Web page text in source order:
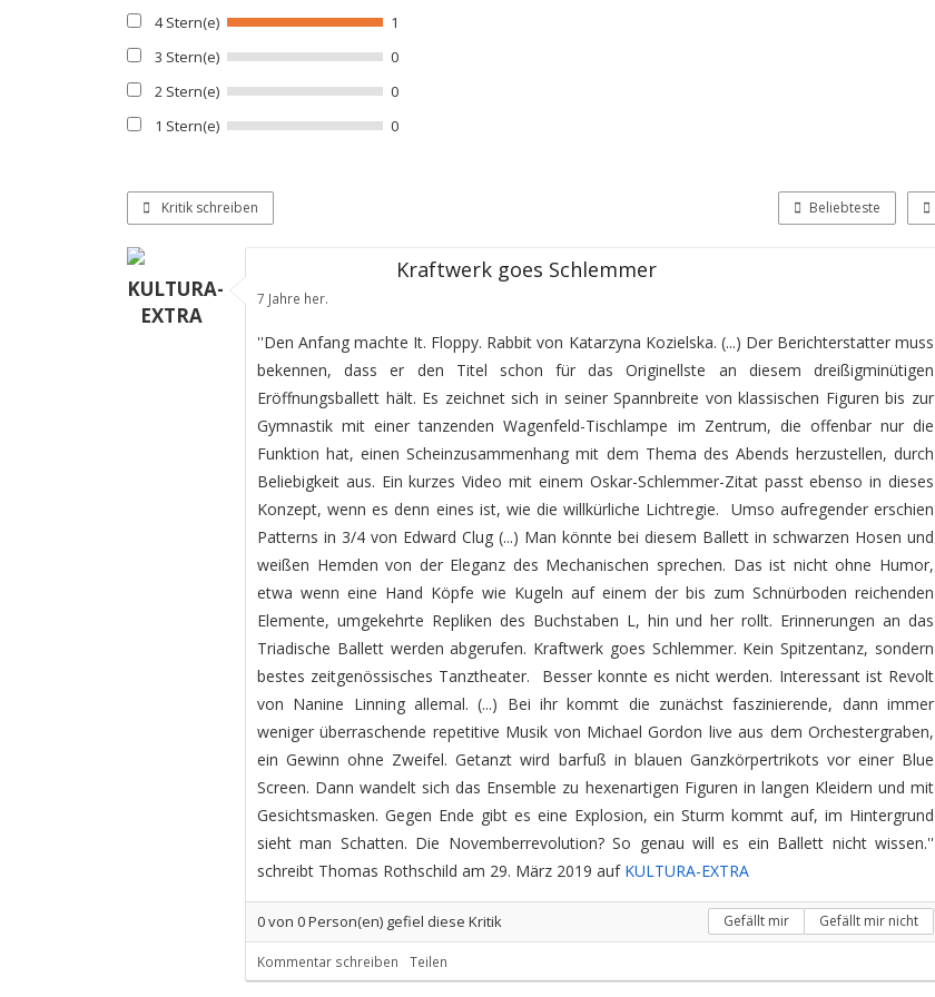
4 Stern(e)
1
3 Stern(e)
0
2 Stern(e)
0
1 Stern(e)
0
Kritik schreiben Beliebteste
KULTURA-
EXTRA
Kraftwerk goes Schlemmer
7 Jahre her.
''Den Anfang machte It. Floppy. Rabbit von Katarzyna Kozielska. (...) Der Berichterstatter muss
bekennen, dass er den Titel schon für das Originellste an diesem dreißigminütigen
Eröffnungsballett hält. Es zeichnet sich in seiner Spannbreite von klassischen Figuren bis zur
Gymnastik mit einer tanzenden Wagenfeld-Tischlampe im Zentrum, die offenbar nur die
Funktion hat, einen Scheinzusammenhang mit dem Thema des Abends herzustellen, durch
Beliebigkeit aus. Ein kurzes Video mit einem Oskar-Schlemmer-Zitat passt ebenso in dieses
Konzept, wenn es denn eines ist, wie die willkürliche Lichtregie. Umso aufregender erschien
Patterns in 3/4 von Edward Clug (...) Man könnte bei diesem Ballett in schwarzen Hosen und
weißen Hemden von der Eleganz des Mechanischen sprechen. Das ist nicht ohne Humor,
etwa wenn eine Hand Köpfe wie Kugeln auf einem der bis zum Schnürboden reichenden
Elemente, umgekehrte Repliken des Buchstaben L, hin und her rollt. Erinnerungen an das
Triadische Ballett werden abgerufen. Kraftwerk goes Schlemmer. Kein Spitzentanz, sondern
bestes zeitgenössisches Tanztheater. Besser konnte es nicht werden. Interessant ist Revolt
von Nanine Linning allemal. (...) Bei ihr kommt die zunächst faszinierende, dann immer
weniger überraschende repetitive Musik von Michael Gordon live aus dem Orchestergraben,
ein Gewinn ohne Zweifel. Getanzt wird barfuß in blauen Ganzkörpertrikots vor einer Blue
Screen. Dann wandelt sich das Ensemble zu hexenartigen Figuren in langen Kleidern und mit
Gesichtsmasken. Gegen Ende gibt es eine Explosion, ein Sturm kommt auf, im Hintergrund
sieht man Schatten. Die Novemberrevolution? So genau will es ein Ballett nicht wissen.''
schreibt Thomas Rothschild am 29. März 2019 auf KULTURA-EXTRA
0von 0Person(en) gefiel diese Kritik Gefällt mir Gefällt mir nicht
Kommentar schreiben Teilen